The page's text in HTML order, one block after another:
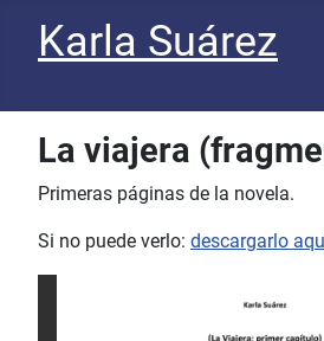
Karla Suárez
La viajera
Primeras páginas de la novela.
Si no puede verlo: descargarlo